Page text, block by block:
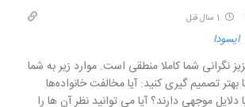
ایسودا
نگرانی شما کاملا منطقی است. موارد زیر به شما
تصمیم گیری کنید: آیا مخالفت خانواده‌ها
موجهی دارند؟ آیا می توانید نظر آن ها را